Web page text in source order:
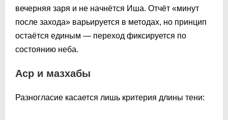
вечерняя заря и не начнётся Иша. Отчёт «минут
после захода» варьируется в методах, но принцип
остаётся единым — переход фиксируется по
состоянию неба.
Аср и мазхабы
Разногласие касается лишь критерия длины тени: